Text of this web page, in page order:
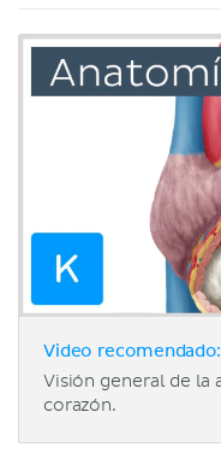
Video
Visión general de la
corazón.